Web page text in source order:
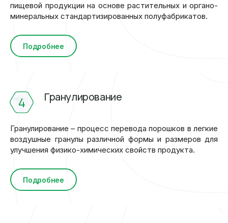
пищевой продукции на основе растительных и органо-
минеральных стандартизированных полуфабрикатов.
Подробнее
4 Гранулирование
Гранулирование – процесс перевода порошков в легкие
воздушные гранулы различной формы и размеров для
улучшения физико-химических свойств продукта.
Подробнее